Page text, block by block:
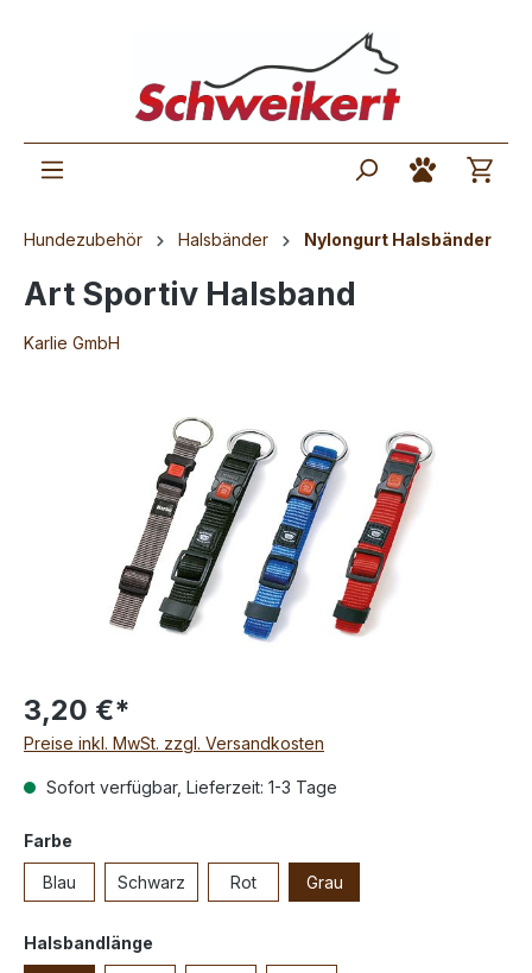
Hundezubehör Halsbänder Nylongurt Halsbänder
Art Sportiv Halsband
Karlie GmbH
3,20 €*
Preise inkl. MwSt. zzgl. Versandkosten
Sofort verfügbar, Lieferzeit: 1-3 Tage
Farbe
Blau Schwarz Rot Grau
Halsbandlänge